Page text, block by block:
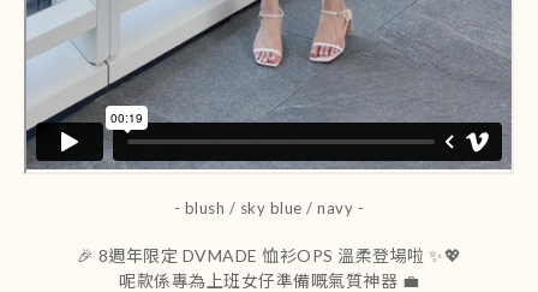
- blush / sky blue / navy -
🎉 8週年限定 DVMADE 恤衫OPS 溫柔登場啦 ✨💖
呢款係專為上班女仔準備嘅氣質神器 💼